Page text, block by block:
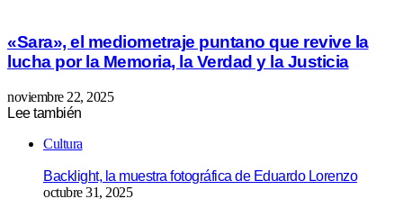
«Sara», el mediometraje puntano que revive la
lucha por la Memoria, la Verdad y la Justicia
noviembre 22, 2025
Lee también
Cultura
Backlight, la muestra fotográfica de Eduardo Lorenzo
octubre 31, 2025